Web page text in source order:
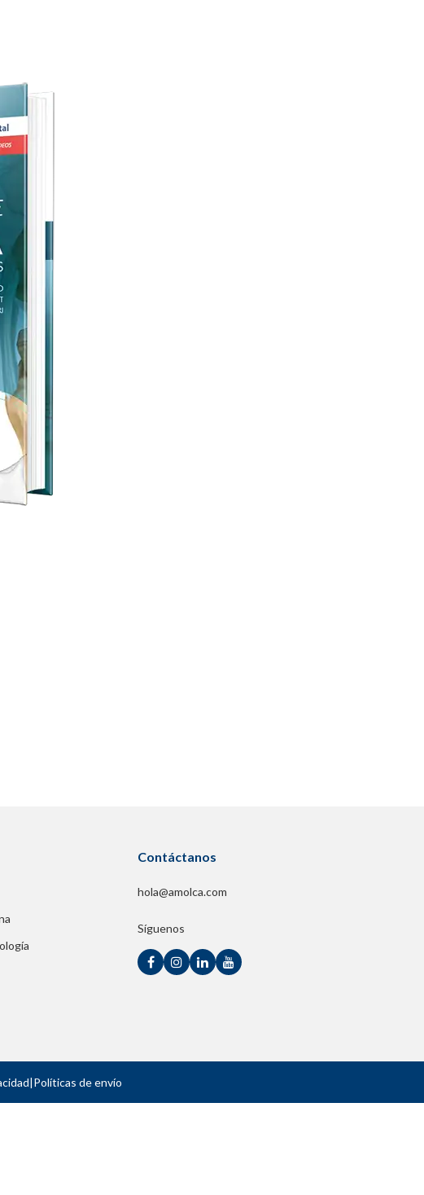
Contáctanos
hola@amolca.com
Síguenos
|Políticas de envío